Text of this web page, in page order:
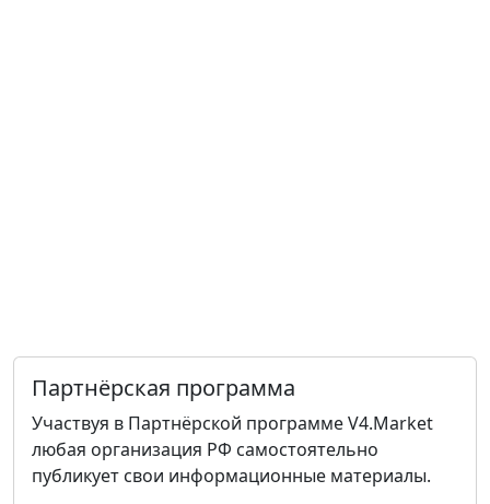
Партнёрская программа
Участвуя в Партнёрской программе V4.Market
любая организация РФ самостоятельно
публикует свои информационные материалы.